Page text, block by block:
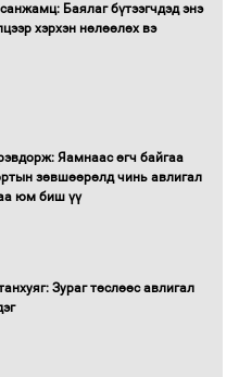
махны худалдаа,
нээлттэй ил тод
гөө танилцуулна
авах журмыг баталлаа
Баялаг бүтээгчдэд энэ
хэрхэн нөлөөлөх вэ
Яамнаас өгч байгаа
зөвшөөрөлд чинь авлигал
юм биш үү
Зураг төслөөс авлигал